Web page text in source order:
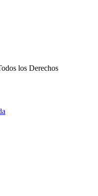
los Derechos